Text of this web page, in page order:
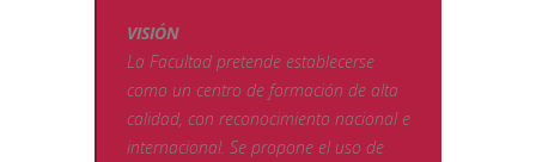
VISIÓN
La Facultad pretende establecerse
como un centro de formación de alta
calidad, con reconocimiento nacional e
internacional. Se propone el uso de